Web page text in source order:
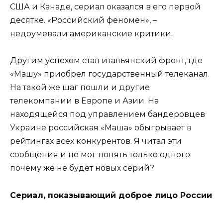
США и Канаде, сериал оказался в его первой
десятке. «Российский феномен», –
недоумевали американские критики.
Другим успехом стал итальянский фронт, где
«Машу» приобрел государственный телеканал.
На такой же шаг пошли и другие
телекомпании в Европе и Азии. На
находящейся под управлением бандеровцев
Украине российская «Маша» обыгрывает в
рейтингах всех конкурентов. Я читал эти
сообщения и не мог понять только одного:
почему же не будет новых серий?
Сериал, показывающий доброе лицо России